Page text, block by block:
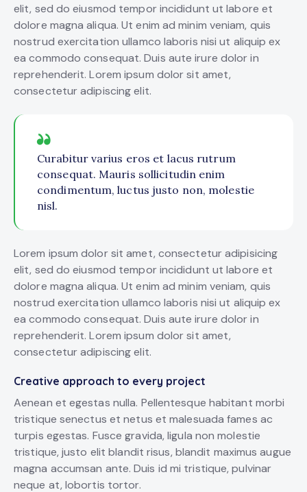
elit, sed do eiusmod tempor incididunt ut labore et
dolore magna aliqua. Ut enim ad minim veniam, quis
nostrud exercitation ullamco laboris nisi ut aliquip ex
ea commodo consequat. Duis aute irure dolor in
reprehenderit. Lorem ipsum dolor sit amet,
consectetur adipiscing elit.
Curabitur varius eros et lacus rutrum
consequat. Mauris sollicitudin enim
condimentum, luctus justo non, molestie
nisl.
Lorem ipsum dolor sit amet, consectetur adipisicing
elit, sed do eiusmod tempor incididunt ut labore et
dolore magna aliqua. Ut enim ad minim veniam, quis
nostrud exercitation ullamco laboris nisi ut aliquip ex
ea commodo consequat. Duis aute irure dolor in
reprehenderit. Lorem ipsum dolor sit amet,
consectetur adipiscing elit.
Creative approach to every project
Aenean et egestas nulla. Pellentesque habitant morbi
tristique senectus et netus et malesuada fames ac
turpis egestas. Fusce gravida, ligula non molestie
tristique, justo elit blandit risus, blandit maximus augue
magna accumsan ante. Duis id mi tristique, pulvinar
neque at, lobortis tortor.